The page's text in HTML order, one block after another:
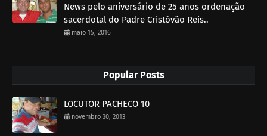
News pelo aniversário de 25 anos ordenação
sacerdotal do Padre Cristóvão Reis..
maio 15, 2016
Popular Posts
LOCUTOR PACHECO 10
novembro 30, 2013